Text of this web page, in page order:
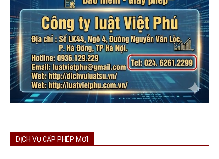
DỊCH VỤ CẤP PHÉP MỚI